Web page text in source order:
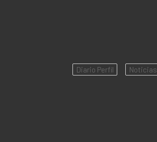
Diario Perfil Noticias